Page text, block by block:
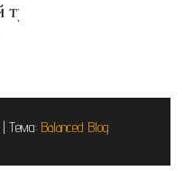
| Тема: Balanced Blog